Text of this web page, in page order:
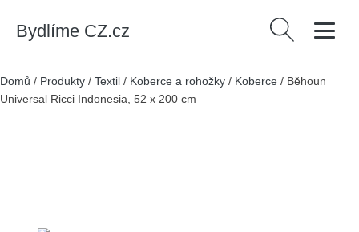
Bydlíme CZ.cz Vyhledávání
Domů / Produkty / Textil / Koberce a rohožky / Koberce / Běhoun
Universal Ricci Indonesia, 52 x 200 cm